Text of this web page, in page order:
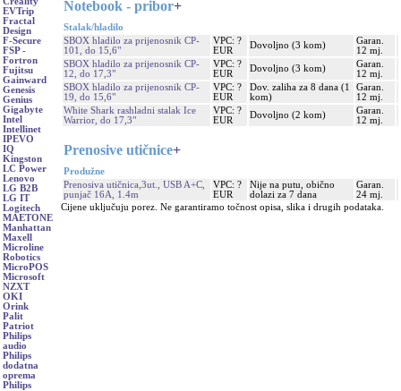
EVTrip
Fractal
Design
F-Secure
FSP -
Fortron
Fujitsu
Gainward
Genesis
Genius
Gigabyte
Intel
Intellinet
IPEVO
IQ
Kingston
LC Power
Lenovo
LG B2B
LG IT
Logitech
MAETONE
Manhattan
Maxell
Microline
Robotics
MicroPOS
Microsoft
NZXT
OKI
Orink
Palit
Patriot
Philips
audio
Philips
dodatna
oprema
Philips
Notebook - pribor+
Stalak/hladilo
SBOX hladilo za prijenosnik CP-
101, do 15,6"
VPC: ?
EUR
Dovoljno (3 kom)
Garan.
12 mj.
SBOX hladilo za prijenosnik CP-
12, do 17,3"
VPC: ?
EUR
Dovoljno (3 kom)
Garan.
12 mj.
SBOX hladilo za prijenosnik CP-
19, do 15,6"
VPC: ?
EUR
Dov. zaliha za 8 dana (1
kom)
Garan.
12 mj.
White Shark rashladni stalak Ice
Warrior, do 17,3"
VPC: ?
EUR
Dovoljno (2 kom)
Garan.
12 mj.
Prenosive utičnice+
Produžne
Prenosiva utičnica,3ut., USB A+C,
punjač 16A, 1.4m
VPC: ?
EUR
Nije na putu, obično
dolazi za 7 dana
Garan.
24 mj.
Cijene uključuju porez. Ne garantiramo točnost opisa, slika i drugih podataka.